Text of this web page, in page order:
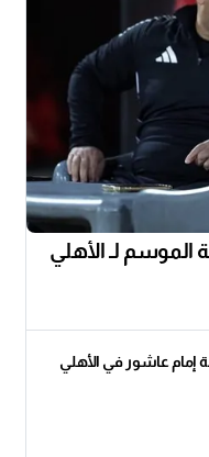
لـ الأهلي
إمام عاشور في الأهلي